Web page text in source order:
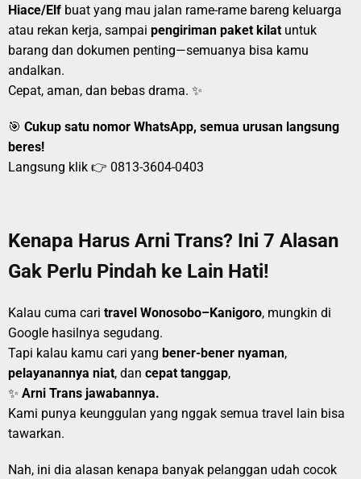
Hiace/Elf buat yang mau jalan rame-rame bareng keluarga
atau rekan kerja, sampai pengiriman paket kilat untuk
barang dan dokumen penting—semuanya bisa kamu
andalkan.
Cepat, aman, dan bebas drama. ✨
🎯 Cukup satu nomor WhatsApp, semua urusan langsung
beres!
Langsung klik 👉 0813-3604-0403
Kenapa Harus Arni Trans? Ini 7 Alasan
Gak Perlu Pindah ke Lain Hati!
Kalau cuma cari travel Wonosobo–Kanigoro, mungkin di
Google hasilnya segudang.
Tapi kalau kamu cari yang bener-bener nyaman,
pelayanannya niat, dan cepat tanggap,
✨ Arni Trans jawabannya.
Kami punya keunggulan yang nggak semua travel lain bisa
tawarkan.
Nah, ini dia alasan kenapa banyak pelanggan udah cocok